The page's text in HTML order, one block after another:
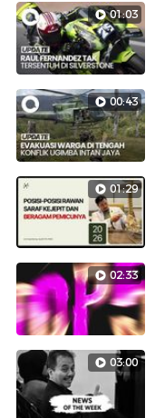
01:03
00:43
01:29
02:33
03:00